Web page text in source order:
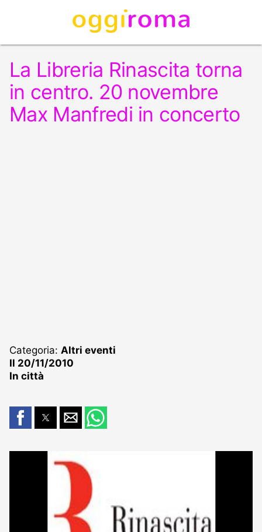
La Libreria Rinascita torna
in centro. 20 novembre
Max Manfredi in concerto
Categoria: Altri eventi
Il 20/11/2010
In città